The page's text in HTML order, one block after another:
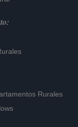
Rurales